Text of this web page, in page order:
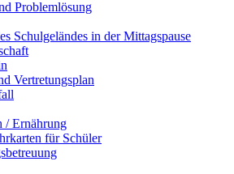
Problemlösung
Schulgeländes in der Mittagspause
Vertretungsplan
/ Ernährung
für Schüler